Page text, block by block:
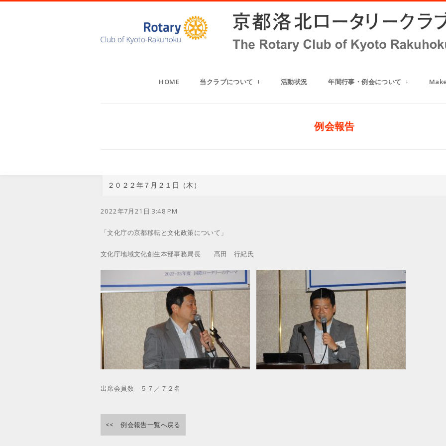
HOME 当クラブについて 活動状況 年間行事・例会について
例会報告
２０２２年７月２１日（木）
2022年7月21日 3:48 PM
「文化庁の京都移転と文化政策について」
文化庁地域文化創生本部事務局長 髙田 行紀氏
出席会員数 ５７／７２名
<< 例会報告一覧へ戻る